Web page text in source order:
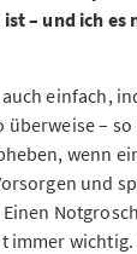
– und ich es
einfach,
– so
wenn
und
immer